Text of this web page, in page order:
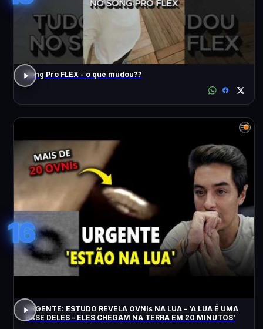
Song Pro FLEX - o que mudou??
16
URGENTE: ESTUDO REVELA OVNIs NA LUA - 'A LUA É UMA
BASE DELES - ELES CHEGAM NA TERRA EM 20 MINUTOS'